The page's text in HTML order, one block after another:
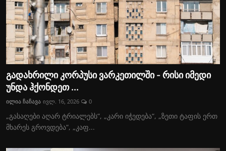
გადახრილი კორპუსი ვარკეთილში - რისი იმედი
უნდა ჰქონდეთ ...
ილია ჩაჩავა ივლ. 16, 2026 0
„გასაღები აღარ ტრიალებს“, „კარი იჭედება“, „ზეთი ტაფის ერთ
მხარეს გროვდება“, „კაფ...